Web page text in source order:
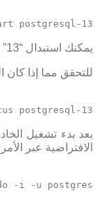
postgresql-13
يمكنك استبدال “13” بإصدار PostgreSQL المثبت على نظامك.
للتحقق مما إذا كان
postgresql-13
بعد بدء تشغيل
الافتراضية عبر
-i -u postgres